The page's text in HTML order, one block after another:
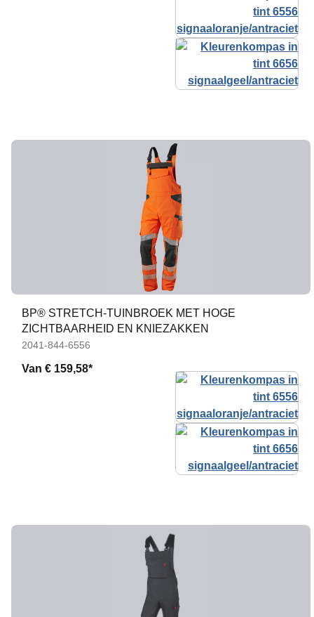
BP® STRETCH-TUINBROEK MET HOGE
ZICHTBAARHEID EN KNIEZAKKEN
2041-844-6556
Van € 159,58*